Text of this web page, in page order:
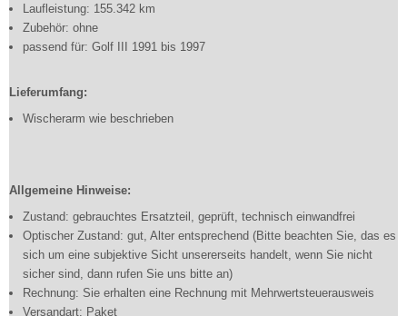
Laufleistung: 155.342 km
Zubehör: ohne
passend für: Golf III 1991 bis 1997
Lieferumfang:
Wischerarm wie beschrieben
Allgemeine Hinweise:
Zustand: gebrauchtes Ersatzteil, geprüft, technisch einwandfrei
Optischer Zustand: gut, Alter entsprechend (Bitte beachten Sie, das es
sich um eine subjektive Sicht unsererseits handelt, wenn Sie nicht
sicher sind, dann rufen Sie uns bitte an)
Rechnung: Sie erhalten eine Rechnung mit Mehrwertsteuerausweis
Versandart: Paket